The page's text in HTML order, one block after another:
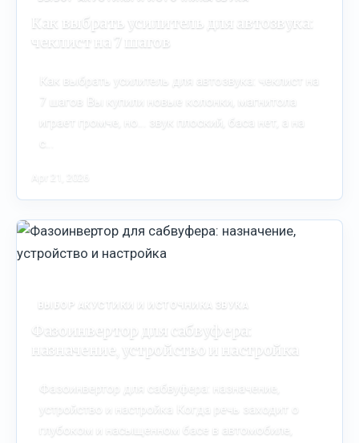
Как выбрать усилитель для автозвука:
чеклист на 7 шагов
Как выбрать усилитель для автозвука: чеклист на
7 шагов Вы купили новые колонки, магнитола
играет громче, но… звук плоский, баса нет, а на
Apr 21, 2026
ВЫБОР АКУСТИКИ И ИСТОЧНИКА ЗВУКА
Фазоинвертор для сабвуфера:
назначение, устройство и настройка
Фазоинвертор для сабвуфера: назначение,
устройство и настройка Когда речь заходит о
глубоком и насыщенном басе в автомобиле,